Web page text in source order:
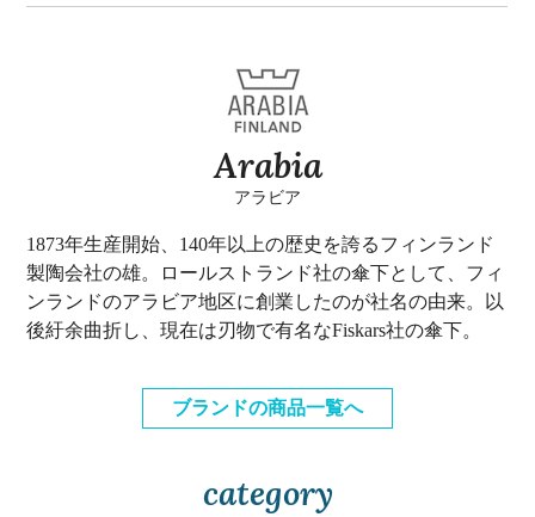
Arabia
アラビア
1873年生産開始、140年以上の歴史を誇るフィンランド
製陶会社の雄。ロールストランド社の傘下として、フィ
ンランドのアラビア地区に創業したのが社名の由来。以
後紆余曲折し、現在は刃物で有名なFiskars社の傘下。
ブランドの商品一覧へ
category